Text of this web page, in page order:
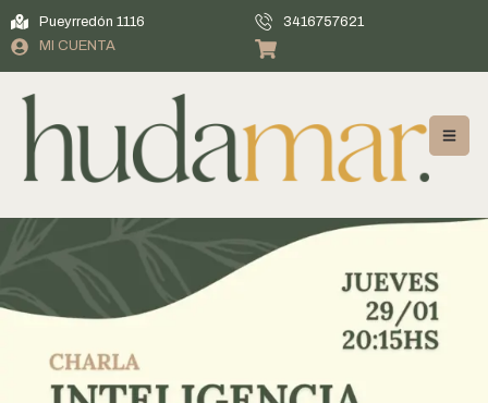
Pueyrredón 1116
3416757621
MI CUENTA